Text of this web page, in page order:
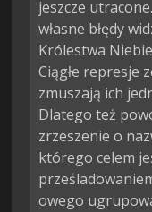
jeszcze
własne błędy
Królestwa
Ciągłe represje
zmuszają ich
Dlatego też
zrzeszenie o
którego celem
owego